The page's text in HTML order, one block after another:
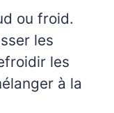
ou froid.
les
les
à la